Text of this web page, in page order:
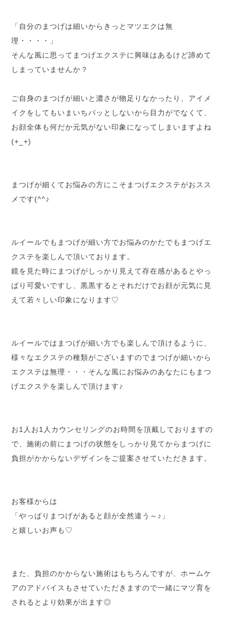
「自分のまつげは細いからきっとマツエクは無
理・・・・」
そんな風に思ってまつげエクステに興味はあるけど諦めて
しまっていませんか？
ご自身のまつげが細いと濃さが物足りなかったり、アイメ
イクをしてもいまいちパッとしないから目力がでなくて、
お顔全体も何だか元気がない印象になってしまいますよね
(+_+)
まつげが細くてお悩みの方にこそまつげエクステがおスス
メです(^^♪
ルイールでもまつげが細い方でお悩みのかたでもまつげエ
クステを楽しんで頂いております。
鏡を見た時にまつげがしっかり見えて存在感があるとやっ
ぱり可愛いですし、黒黒するとそれだけでお顔が元気に見
えて若々しい印象になります♡
ルイールではまつげが細い方でも楽しんで頂けるように、
様々なエクステの種類がございますのでまつげが細いから
エクステは無理・・・そんな風にお悩みのあなたにもまつ
げエクステを楽しんで頂けます♪
お1人お1人カウンセリングのお時間を頂戴しておりますの
で、施術の前にまつげの状態をしっかり見てからまつげに
負担がかからないデザインをご提案させていただきます。
お客様からは
「やっぱりまつげがあると顔が全然違う～♪」
と嬉しいお声も♡
また、負担のかからない施術はもちろんですが、ホームケ
アのアドバイスもさせていただきますので一緒にマツ育を
されるとより効果が出ます◎